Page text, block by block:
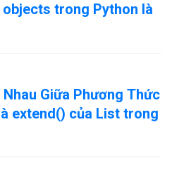
objects trong Python là
Giữa Phương Thức
extend() của List trong